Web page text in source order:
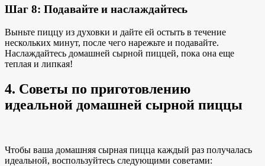
Шаг 8: Подавайте и наслаждайтесь
Выньте пиццу из духовки и дайте ей остыть в течение
нескольких минут, после чего нарежьте и подавайте.
Наслаждайтесь домашней сырной пиццей, пока она еще
теплая и липкая!
4. Советы по приготовлению
идеальной домашней сырной пиццы
Чтобы ваша домашняя сырная пицца каждый раз получалась
идеальной, воспользуйтесь следующими советами: